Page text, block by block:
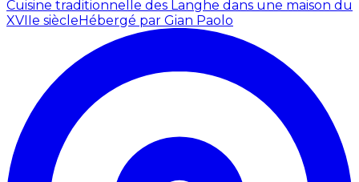
Cuisine traditionnelle des Langhe dans une maison du
XVIIe siècle Hébergé par Gian Paolo